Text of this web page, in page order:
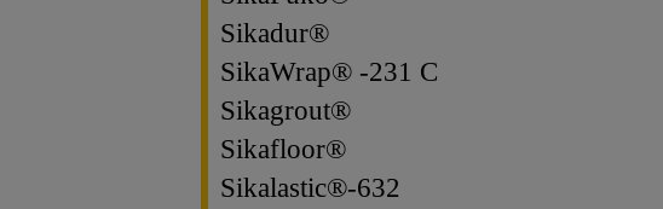
Sikadur®
SikaWrap® -231 C
Sikagrout®
Sikafloor®
Sikalastic®-632